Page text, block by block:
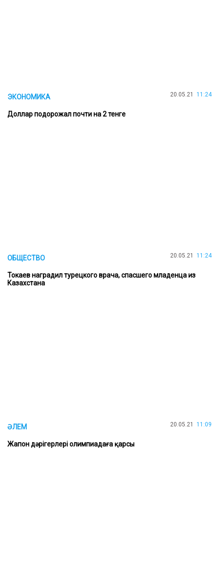
ЭКОНОМИКА 20.05.21 11:24
Доллар подорожал почти на 2 тенге
ОБЩЕСТВО 20.05.21 11:24
Токаев наградил турецкого врача, спасшего младенца из
Казахстана
ӘЛЕМ 20.05.21 11:09
Жапон дәрігерлері олимпиадаға қарсы